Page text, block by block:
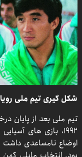
شکل گیری تیم ملی
تیم ملی بعد از پایان